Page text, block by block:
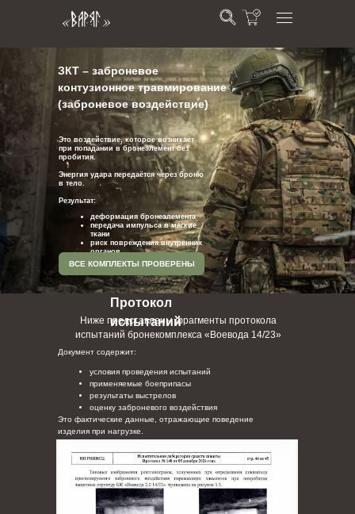
ЗКТ – заброневое
контузионное травмирование
(заброневое воздействие)
Это воздействие, которое возникает
при попадании в бронеэлемент без
пробития.
Энергия удара передаётся через броню
в тело.
Результат:
деформация бронеэлемента
передача импульса в мягкие
ткани
риск повреждения внутренних
органов
ВСЕ КОМПЛЕКТЫ ПРОВЕРЕНЫ
Документ содержит:
условия проведения испытаний
применяемые боеприпасы
результаты выстрелов
оценку заброневого воздействия
Это фактические данные, отражающие поведение
изделия при нагрузке.
Протокол
испытаний
Ниже представлены фрагменты протокола
испытаний бронекомплекса «Воевода 14/23»